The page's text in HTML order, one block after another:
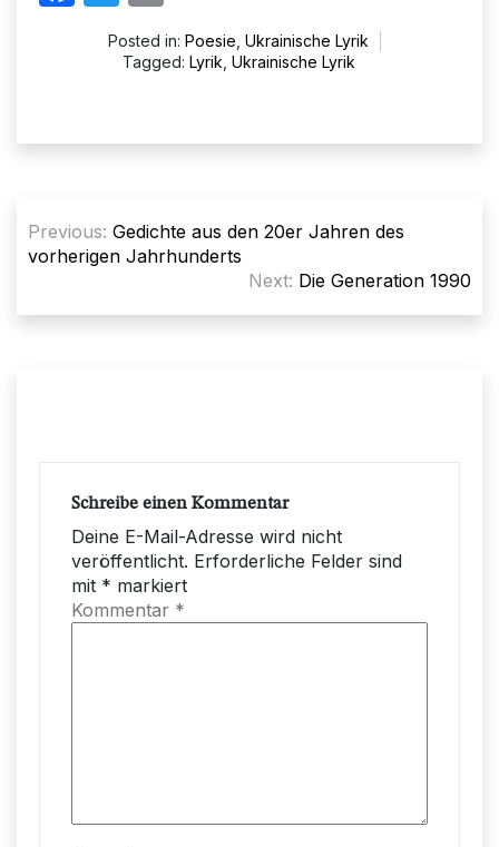
Posted in: Poesie Ukrainische Lyrik
Tagged: Lyrik Ukrainische Lyrik
Previous: Gedichte aus den 20er Jahren des
vorherigen Jahrhunderts
Next: Die Generation 1990
Schreibe einen Kommentar
Deine E-Mail-Adresse wird nicht
veröffentlicht. Erforderliche Felder sind
mit * markiert
Kommentar *